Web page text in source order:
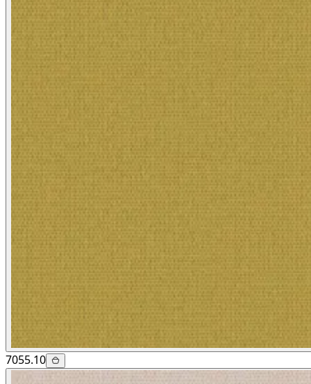
7055.10